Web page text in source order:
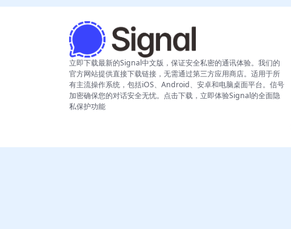
立即下载最新的Signal中文版，保证安全私密的通讯体验。我们的
官方网站提供直接下载链接，无需通过第三方应用商店。适用于所
有主流操作系统，包括iOS、Android、安卓和电脑桌面平台。信号
加密确保您的对话安全无忧。点击下载，立即体验Signal的全面隐
私保护功能